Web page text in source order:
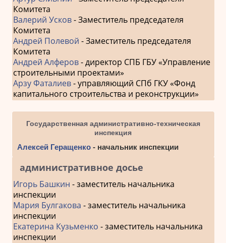
Комитета
Валерий Усков- Заместитель председателя
Комитета
Андрей Полевой - Заместитель председателя
Комитета
Андрей Алферов- директор СПБ ГБУ «Управление
строительными проектами»
Арзу Фаталиев- управляющий СПб ГКУ «Фонд
капитального строительства и реконструкции»
Государственная административно-техническая
инспекция
Алексей Геращенко- начальник инспекции
административное досье
Игорь Башкин - заместитель начальника
инспекции
Мария Булгакова - заместитель начальника
инспекции
Екатерина Кузьменко - заместитель начальника
инспекции